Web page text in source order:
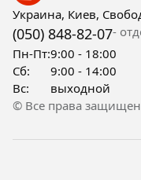
Украина, Киев,
(050) 848-82-07-
Пн-Пт:9:00 - 18:00
Сб:
9:00 - 14:00
Вс:
выходной
© Все права